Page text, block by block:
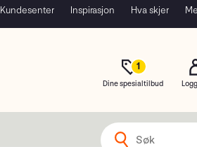
Kundesenter Inspirasjon Hva skjer
1
Dine spesialtilbud